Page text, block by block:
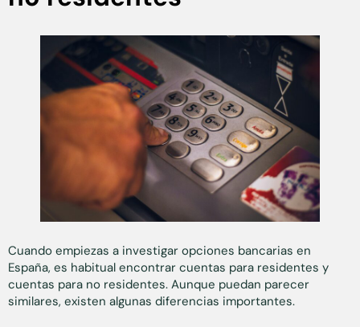
Cuando empiezas a investigar opciones bancarias en
España, es habitual encontrar cuentas para residentes y
cuentas para no residentes. Aunque puedan parecer
similares, existen algunas diferencias importantes.